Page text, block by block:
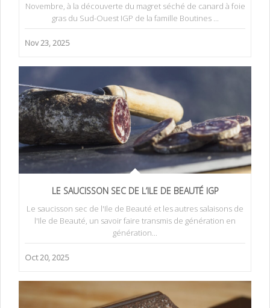
Novembre, à la découverte du magret séché de canard à foie
gras du Sud-Ouest IGP de la famille Boutines ...
Nov 23, 2025
LE SAUCISSON SEC DE L’ILE DE BEAUTÉ IGP
Le saucisson sec de l'Ile de Beauté et les autres salaisons de
l'Ile de Beauté, un savoir faire transmis de génération en
génération...
Oct 20, 2025